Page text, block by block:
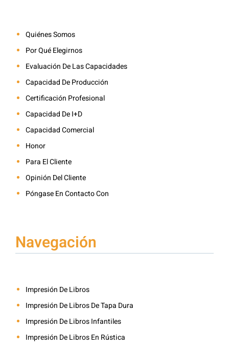
Quiénes Somos
Por Qué Elegirnos
Evaluación De Las Capacidades
Capacidad De Producción
Certificación Profesional
Capacidad De I+D
Capacidad Comercial
Honor
Para El Cliente
Opinión Del Cliente
Póngase En Contacto Con
Navegación
Impresión De Libros
Impresión De Libros De Tapa Dura
Impresión De Libros Infantiles
Impresión De Libros En Rústica